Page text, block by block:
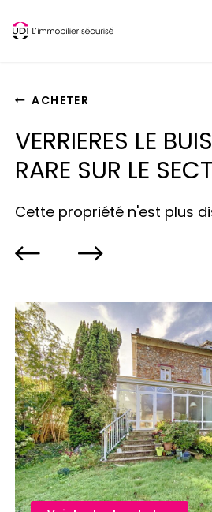
ACHETER
VERRIERES LE
RARE SUR LE
Cette propriété n'est plus